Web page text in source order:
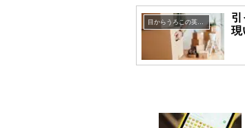
目からうろこの英語表現
引
現